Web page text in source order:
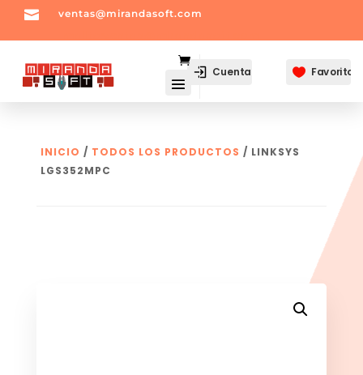
 ventas@mirandasoft.com
Cuenta  Favoritos
INICIO / TODOS LOS PRODUCTOS / LINKSYS
LGS352MPC